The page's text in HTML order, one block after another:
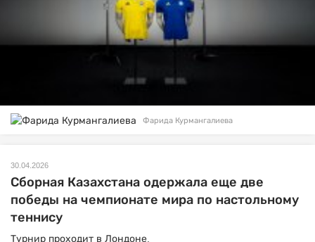
Фарида Курмангалиева
30.04.2026
Сборная Казахстана одержала еще две
победы на чемпионате мира по настольному
теннису
Турнир проходит в Лондоне.